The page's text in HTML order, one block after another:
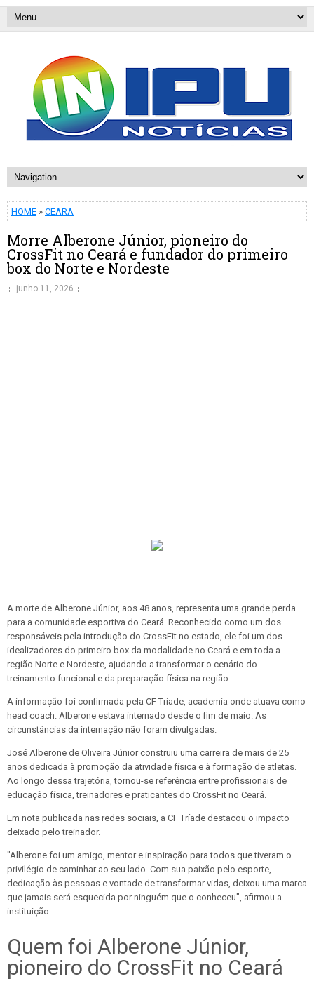
HOME » CEARA
Morre Alberone Júnior, pioneiro do
CrossFit no Ceará e fundador do primeiro
box do Norte e Nordeste
junho 11, 2026
A morte de Alberone Júnior, aos 48 anos, representa uma grande perda
para a comunidade esportiva do Ceará. Reconhecido como um dos
responsáveis pela introdução do CrossFit no estado, ele foi um dos
idealizadores do primeiro box da modalidade no Ceará e em toda a
região Norte e Nordeste, ajudando a transformar o cenário do
treinamento funcional e da preparação física na região.
A informação foi confirmada pela CF Tríade, academia onde atuava como
head coach. Alberone estava internado desde o fim de maio. As
circunstâncias da internação não foram divulgadas.
José Alberone de Oliveira Júnior construiu uma carreira de mais de 25
anos dedicada à promoção da atividade física e à formação de atletas.
Ao longo dessa trajetória, tornou-se referência entre profissionais de
educação física, treinadores e praticantes do CrossFit no Ceará.
Em nota publicada nas redes sociais, a CF Tríade destacou o impacto
deixado pelo treinador.
"Alberone foi um amigo, mentor e inspiração para todos que tiveram o
privilégio de caminhar ao seu lado. Com sua paixão pelo esporte,
dedicação às pessoas e vontade de transformar vidas, deixou uma marca
que jamais será esquecida por ninguém que o conheceu", afirmou a
instituição.
Quem foi Alberone Júnior,
pioneiro do CrossFit no Ceará